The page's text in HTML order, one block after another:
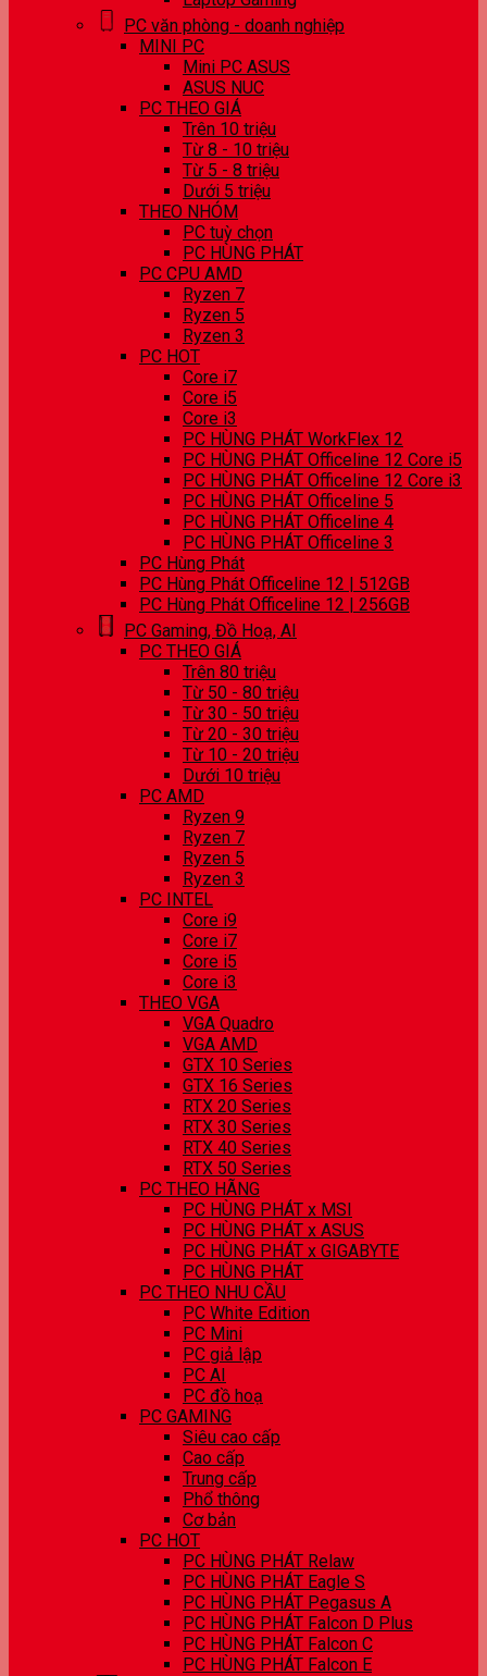
PC văn phòng - doanh nghiệp
MINI PC
Mini PC ASUS
ASUS NUC
PC THEO GIÁ
Trên 10 triệu
Từ 8 - 10 triệu
Từ 5 - 8 triệu
Dưới 5 triệu
THEO NHÓM
PC tuỳ chọn
PC HÙNG PHÁT
PC CPU AMD
Ryzen 7
Ryzen 5
Ryzen 3
PC HOT
Core i7
Core i5
Core i3
PC HÙNG PHÁT WorkFlex 12
PC HÙNG PHÁT Officeline 12 Core i5
PC HÙNG PHÁT Officeline 12 Core i3
PC HÙNG PHÁT Officeline 5
PC HÙNG PHÁT Officeline 4
PC HÙNG PHÁT Officeline 3
PC Hùng Phát
PC Hùng Phát Officeline 12 | 512GB
PC Hùng Phát Officeline 12 | 256GB
PC Gaming, Đồ Hoạ, AI
PC THEO GIÁ
Trên 80 triệu
Từ 50 - 80 triệu
Từ 30 - 50 triệu
Từ 20 - 30 triệu
Từ 10 - 20 triệu
Dưới 10 triệu
PC AMD
Ryzen 9
Ryzen 7
Ryzen 5
Ryzen 3
PC INTEL
Core i9
Core i7
Core i5
Core i3
THEO VGA
VGA Quadro
VGA AMD
GTX 10 Series
GTX 16 Series
RTX 20 Series
RTX 30 Series
RTX 40 Series
RTX 50 Series
PC THEO HÃNG
PC HÙNG PHÁT x MSI
PC HÙNG PHÁT x ASUS
PC HÙNG PHÁT x GIGABYTE
PC HÙNG PHÁT
PC THEO NHU CẦU
PC White Edition
PC Mini
PC giả lập
PC AI
PC đồ hoạ
PC GAMING
Siêu cao cấp
Cao cấp
Trung cấp
Phổ thông
Cơ bản
PC HOT
PC HÙNG PHÁT Relaw
PC HÙNG PHÁT Eagle S
PC HÙNG PHÁT Pegasus A
PC HÙNG PHÁT Falcon D Plus
PC HÙNG PHÁT Falcon C
PC HÙNG PHÁT Falcon E